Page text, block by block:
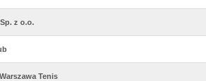
z o.o.
Tenis